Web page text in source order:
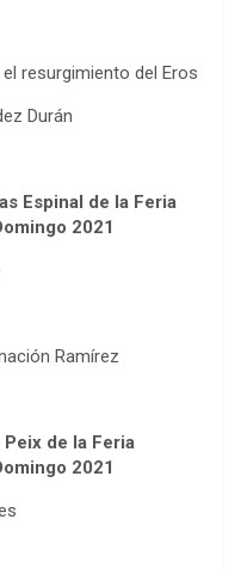
resurgimiento del Eros
Durán
Espinal de la Feria
2021
Ramírez
de la Feria
2021